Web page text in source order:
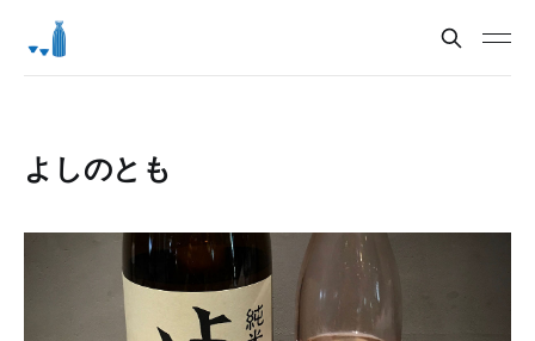
よしのとも